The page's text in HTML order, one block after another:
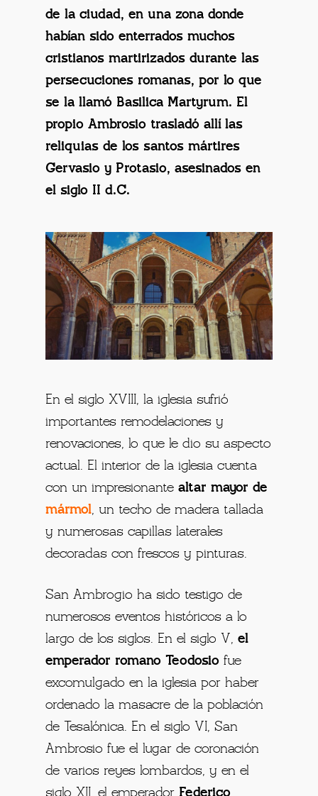
de la ciudad, en una zona donde
habían sido enterrados muchos
cristianos martirizados durante las
persecuciones romanas, por lo que
se la llamó Basilica Martyrum. El
propio Ambrosio trasladó allí las
reliquias de los santos mártires
Gervasio y Protasio, asesinados en
el siglo II d.C.
En el siglo XVIII, la iglesia sufrió
importantes remodelaciones y
renovaciones, lo que le dio su aspecto
actual. El interior de la iglesia cuenta
con un impresionante altar mayor de
mármol, un techo de madera tallada
y numerosas capillas laterales
decoradas con frescos y pinturas.
San Ambrogio ha sido testigo de
numerosos eventos históricos a lo
largo de los siglos. En el siglo V,el
emperador romano Teodosio fue
excomulgado en la iglesia por haber
ordenado la masacre de la población
de Tesalónica. En el siglo VI, San
Ambrosio fue el lugar de coronación
de varios reyes lombardos, y en el
siglo XII, el emperador Federico